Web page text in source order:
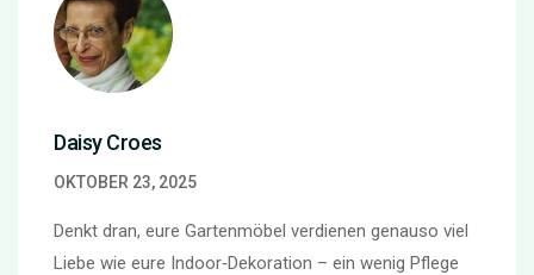
Daisy Croes
OKTOBER 23, 2025
Denkt dran, eure Gartenmöbel verdienen genauso viel
Liebe wie eure Indoor‑Dekoration – ein wenig Pflege